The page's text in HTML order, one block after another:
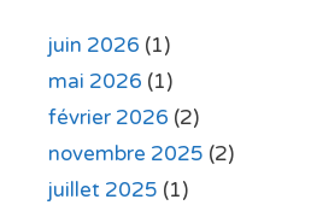
juin 2026 (1)
mai 2026 (1)
février 2026 (2)
novembre 2025 (2)
juillet 2025 (1)